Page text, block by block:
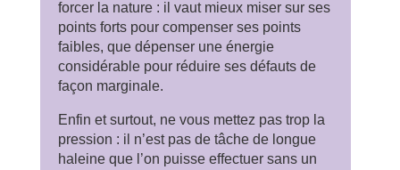
forcer la nature : il vaut mieux miser sur ses
points forts pour compenser ses points
faibles, que dépenser une énergie
considérable pour réduire ses défauts de
façon marginale.
Enfin et surtout, ne vous mettez pas trop la
pression : il n’est pas de tâche de longue
haleine que l’on puisse effectuer sans un